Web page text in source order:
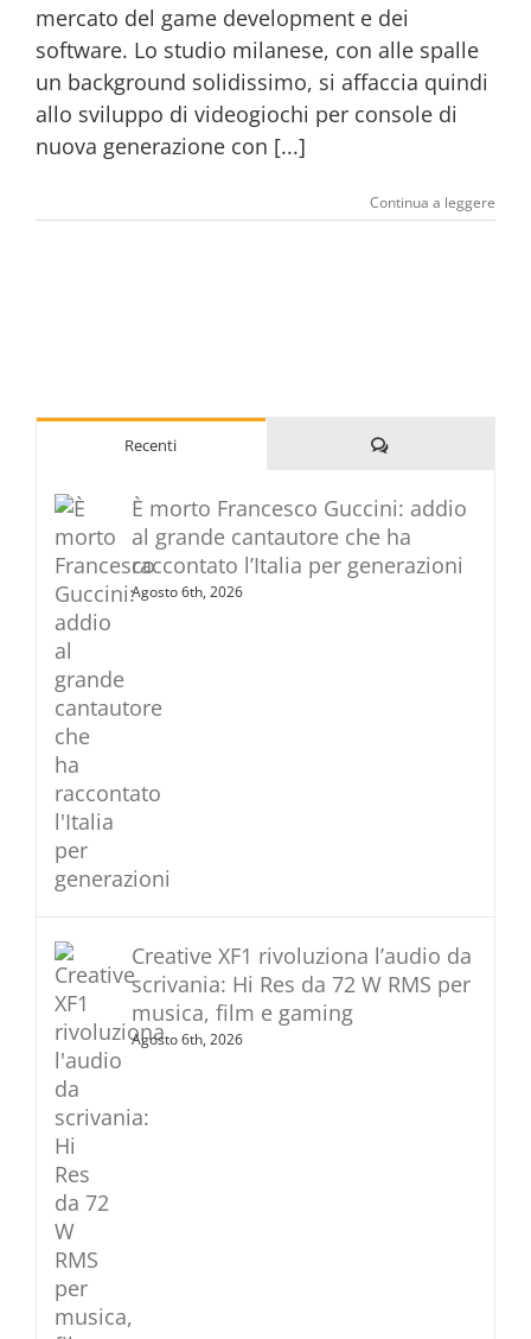
mercato del game development e dei
software. Lo studio milanese, con alle spalle
un background solidissimo, si affaccia quindi
allo sviluppo di videogiochi per console di
nuova generazione con [...]
Continua a leggere
Recenti Commenti
È morto Francesco Guccini: addio
al grande cantautore che ha
raccontato l’Italia per generazioni
Agosto 6th, 2026
Creative XF1 rivoluziona l’audio da
scrivania: Hi Res da 72 W RMS per
musica, film e gaming
Agosto 6th, 2026